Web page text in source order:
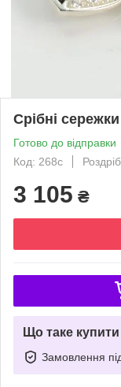
Срібні
Готово до відправки
Код: 268с
Роздріб
3 105 ₴
Що таке
Замовлення